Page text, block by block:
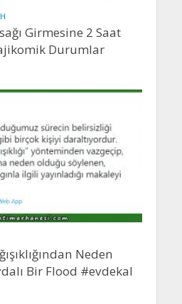
Girmesine 2 Saat
Durumlar
Neden
Bir Flood #evdekal